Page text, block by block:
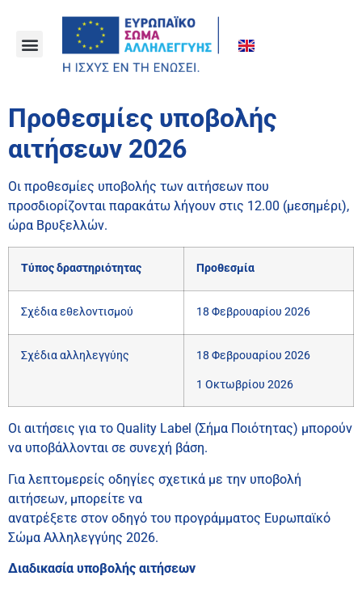
Προθεσμίες υποβολής
αιτήσεων 2026
Οι προθεσμίες υποβολής των αιτήσεων που
προσδιορίζονται παρακάτω λήγουν στις 12.00 (μεσημέρι),
ώρα Βρυξελλών.
Τύπος δραστηριότητας Προθεσμία
Σχέδια εθελοντισμού 18 Φεβρουαρίου 2026
Σχέδια αλληλεγγύης 18 Φεβρουαρίου 2026
1 Οκτωβρίου 2026
Οι αιτήσεις για το Quality Label (Σήμα Ποιότητας) μπορούν
να υποβάλλονται σε συνεχή βάση.
Για λεπτομερείς οδηγίες σχετικά με την υποβολή
αιτήσεων, μπορείτε να
ανατρέξετε στον οδηγό του προγράμματος Ευρωπαϊκό
Σώμα Αλληλεγγύης 2026.
Διαδικασία υποβολής αιτήσεων